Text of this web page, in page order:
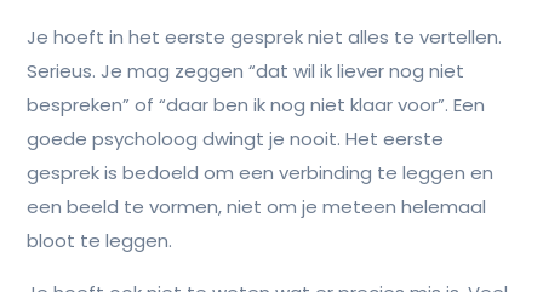
Je hoeft in het eerste gesprek niet alles te vertellen.
Serieus. Je mag zeggen “dat wil ik liever nog niet
bespreken” of “daar ben ik nog niet klaar voor”. Een
goede psycholoog dwingt je nooit. Het eerste
gesprek is bedoeld om een verbinding te leggen en
een beeld te vormen, niet om je meteen helemaal
bloot te leggen.